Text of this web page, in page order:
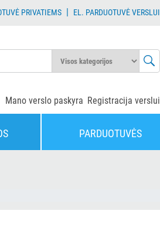
PRIVATIEMS| EL. PARDUOTUVĖ VERSLUI
Registracija verslui
Mano verslo paskyra
PARDUOTUVĖS